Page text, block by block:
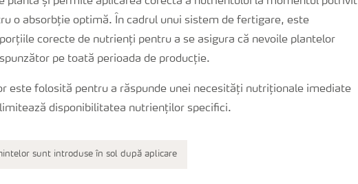
o absorbție optimă. În cadrul unui sistem de fertigare, este
corecte de nutrienți pentru a se asigura că nevoile plantelor
pe toată perioada de producție.
este folosită pentru a răspunde unei necesități nutriționale imediate
disponibilitatea nutrienților specifici.
sunt introduse în sol după aplicare